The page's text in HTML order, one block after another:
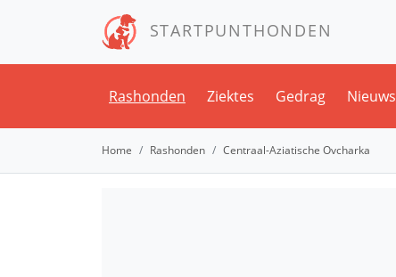
STARTPUNTHONDEN
Rashonden Ziektes Gedrag Nieuws
Home Rashonden Centraal-Aziatische Ovcharka